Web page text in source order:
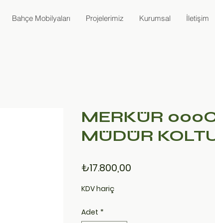
Bahçe Mobilyaları Projelerimiz Kurumsal İletişim
MERKÜR
MÜDÜR
₺17.800,00
KDV hariç
Adet *